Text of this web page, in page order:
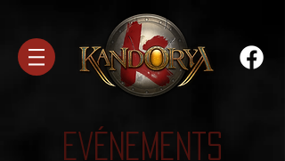
Evénements